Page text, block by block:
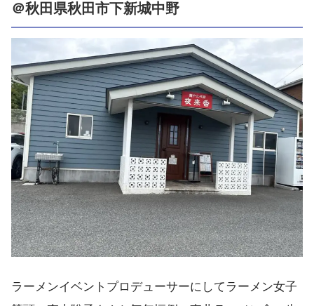
＠秋田県秋田市下新城中野
ラーメンイベントプロデューサーにしてラーメン女子